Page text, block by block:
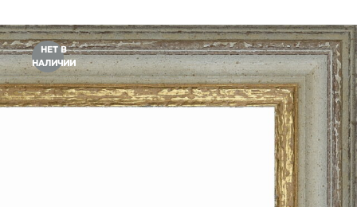
НЕТ В
НАЛИЧИИ